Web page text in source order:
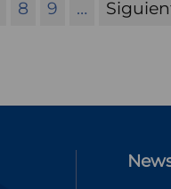
Page
8 Page
9 …